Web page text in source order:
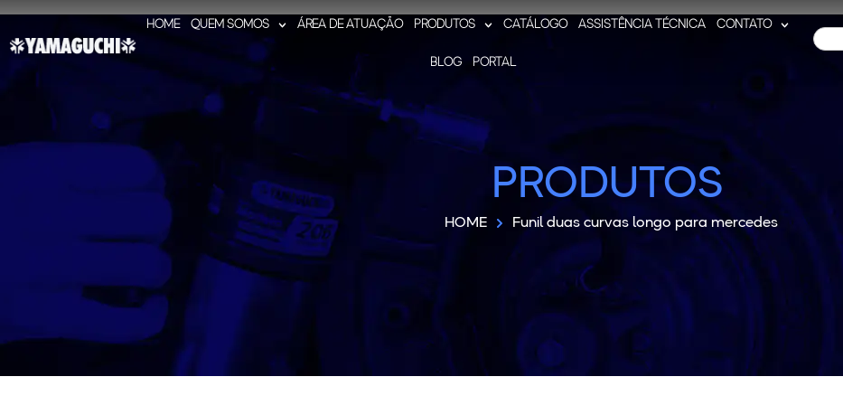
HOME QUEM SOMOS ÁREA DE ATUAÇÃO PRODUTOS CATÁLOGO ASSISTÊNCIA TÉCNICA CONTATO
BLOG PORTAL
PRODUTOS
HOME Funil duas curvas longo para mercedes